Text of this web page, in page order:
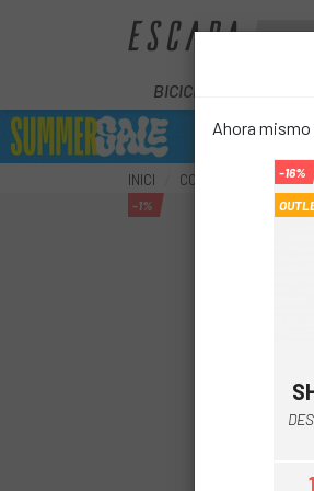
BICICLETES
INICI COMPONENTS
-1%
Ahora
-16%